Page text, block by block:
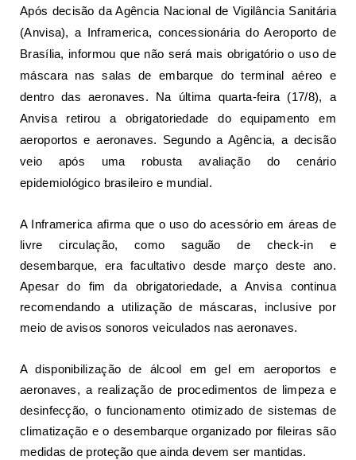
Após decisão da Agência Nacional de Vigilância Sanitária
(Anvisa), a Inframerica, concessionária doAeroporto de
Brasília, informou que não será mais obrigatório o uso de
máscara nas salas de embarque do terminal aéreo e
dentro das aeronaves. Na última quarta-feira (17/8), a
Anvisa retirou a obrigatoriedade do equipamento em
aeroportos e aeronaves. Segundo a Agência, a decisão
veio após uma robusta avaliação do cenário
epidemiológico brasileiro e mundial.
A Inframerica afirma que o uso do acessório em áreas de
livre circulação, como saguão de check-in e
desembarque, era facultativo desde março deste ano.
Apesar do fim da obrigatoriedade, aAnvisa continua
recomendando a utilização de máscaras, inclusive por
meio de avisos sonoros veiculados nas aeronaves.
A disponibilização de álcool em gel em aeroportos e
aeronaves, a realização de procedimentos de limpeza e
desinfecção, o funcionamento otimizado de sistemas de
climatização e o desembarque organizado por fileiras são
medidas de proteção que ainda devem ser mantidas.